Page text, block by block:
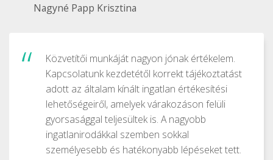
Nagyné Papp Krisztina
Közvetítői munkáját nagyon jónak értékelem.
Kapcsolatunk kezdetétől korrekt tájékoztatást
adott az általam kínált ingatlan értékesítési
lehetőségeiről, amelyek várakozáson felüli
gyorsasággal teljesültek is. A nagyobb
ingatlanirodákkal szemben sokkal
személyesebb és hatékonyabb lépéseket tett.